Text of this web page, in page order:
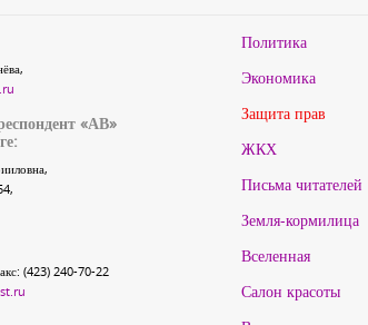
«АВ»
(423) 240-70-22
Политика
Экономика
Защита прав
ЖКХ
Письма читателей
Земля-кормилица
Вселенная
Салон красоты